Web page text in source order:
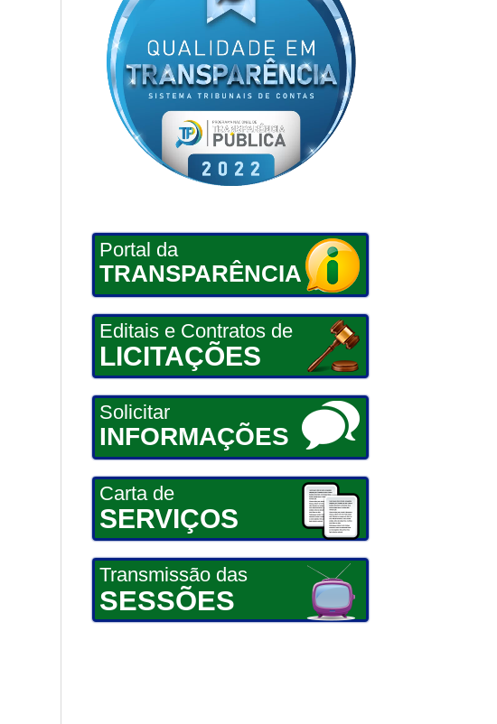
Portal da
TRANSPARÊNCIA
Editais e Contratos de
LICITAÇÕES
Solicitar
INFORMAÇÕES
Carta de
SERVIÇOS
Transmissão das
SESSÕES